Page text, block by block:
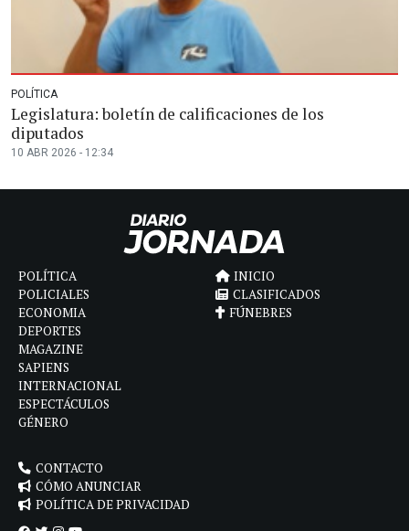
POLÍTICA
Legislatura: boletín de calificaciones de los
diputados
10 ABR 2026 - 12:34
POLÍTICA
POLICIALES
ECONOMIA
DEPORTES
MAGAZINE
SAPIENS
INTERNACIONAL
ESPECTÁCULOS
GÉNERO
INICIO
CLASIFICADOS
FÚNEBRES
CONTACTO
CÓMO ANUNCIAR
POLÍTICA DE PRIVACIDAD